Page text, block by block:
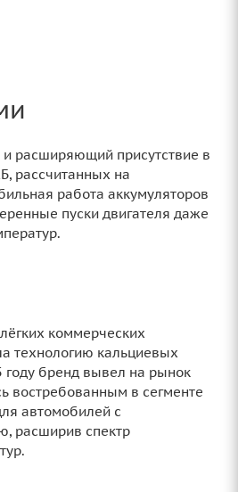
расширяющий присутствие в
рассчитанных на
работа аккумуляторов
пуски двигателя даже
коммерческих
технологию кальциевых
году бренд вывел на рынок
востребованным в сегменте
автомобилей с
расширив спектр